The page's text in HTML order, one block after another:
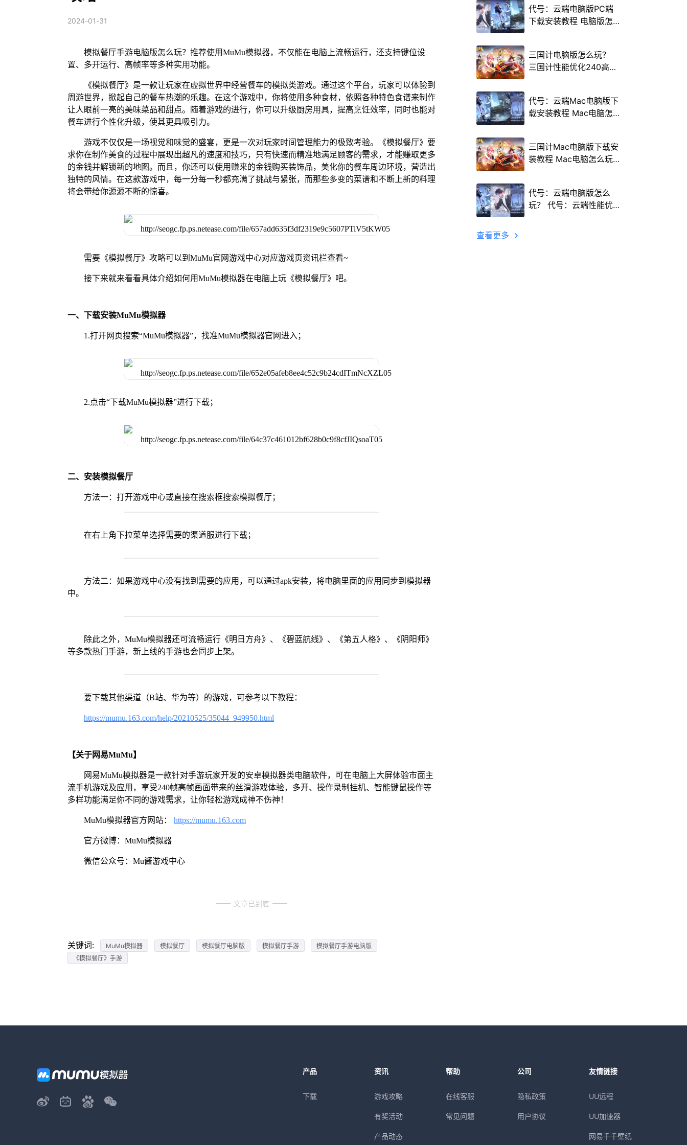
2024-01-31
模拟餐厅手游电脑版怎么玩？推荐使用MuMu模拟器，不仅能在电脑上流畅运行，还支持键位设
置、多开运行、高帧率等多种实用功能。
《模拟餐厅》是一款让玩家在虚拟世界中经营餐车的模拟类游戏。通过这个平台，玩家可以体验到
周游世界，掀起自己的餐车热潮的乐趣。在这个游戏中，你将使用多种食材，依照各种特色食谱来制作
让人眼前一亮的美味菜品和甜点。随着游戏的进行，你可以升级厨房用具，提高烹饪效率，同时也能对
餐车进行个性化升级，使其更具吸引力。
游戏不仅仅是一场视觉和味觉的盛宴，更是一次对玩家时间管理能力的极致考验。《模拟餐厅》要
求你在制作美食的过程中展现出超凡的速度和技巧，只有快速而精准地满足顾客的需求，才能赚取更多
的金钱并解锁新的地图。而且，你还可以使用赚来的金钱购买装饰品，美化你的餐车周边环境，营造出
独特的风情。在这款游戏中，每一分每一秒都充满了挑战与紧张，而那些多变的菜谱和不断上新的料理
将会带给你源源不断的惊喜。
需要《模拟餐厅》攻略可以到MuMu官网游戏中心对应游戏页资讯栏查看~
接下来就来看看具体介绍如何用MuMu模拟器在电脑上玩《模拟餐厅》吧。
一、下载安装MuMu模拟器
1.打开网页搜索“MuMu模拟器”，找准MuMu模拟器官网进入；
2.点击“下载MuMu模拟器”进行下载；
二、安装模拟餐厅
方法一：打开游戏中心或直接在搜索框搜索模拟餐厅；
在右上角下拉菜单选择需要的渠道服进行下载；
方法二：如果游戏中心没有找到需要的应用，可以通过apk安装，将电脑里面的应用同步到模拟器
中。
除此之外，MuMu模拟器还可流畅运行《明日方舟》、《碧蓝航线》、《第五人格》、《阴阳师》
等多款热门手游，新上线的手游也会同步上架。
要下载其他渠道（B站、华为等）的游戏，可参考以下教程：
https://mumu.163.com/help/20210525/35044_949950.html
【关于网易MuMu】
网易MuMu模拟器是一款针对手游玩家开发的安卓模拟器类电脑软件，可在电脑上大屏体验市面主
流手机游戏及应用，享受240帧高帧画面带来的丝滑游戏体验，多开、操作录制挂机、智能键鼠操作等
多样功能满足你不同的游戏需求，让你轻松游戏成神不伤神！
MuMu模拟器官方网站： https://mumu.163.com
官方微博：MuMu模拟器
微信公众号：Mu酱游戏中心
文章已到底
关键词: MuMu模拟器 模拟餐厅 模拟餐厅电脑版 模拟餐厅手游
模拟餐厅手游电脑版
《模拟餐厅》手游
代号：云端电脑版PC端
下载安装教程 电脑版怎
三国计电脑版怎么玩？
三国计性能优化240高帧
代号：云端Mac电脑版下
载安装教程 Mac电脑怎
三国计Mac电脑版下载安
装教程 Mac电脑怎么玩
代号：云端电脑版怎么
玩？ 代号：云端性能优
查看更多
产品
下载
资讯
游戏攻略
有奖活动
产品动态
帮助
在线客服
常见问题
公司
隐私政策
用户协议
友情链接
UU远程
UU加速器
网易千千壁纸